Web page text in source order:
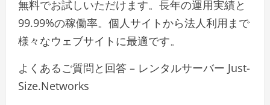
無料でお試しいただけます。長年の運用実績と
99.99%の稼働率。個人サイトから法人利用まで
様々なウェブサイトに最適です。
よくあるご質問と回答 – レンタルサーバー Just-
Size.Networks